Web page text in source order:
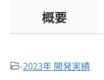
概要
-2023年 開発実績